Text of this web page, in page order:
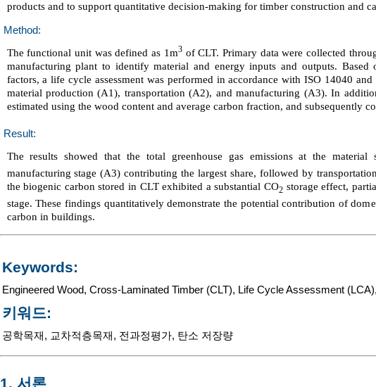
products and to support quantitative decision-making for timber construction and
Method:
The functional unit was defined as 1m3of CLT. Primary data were collected
manufacturing plant to identify material and energy inputs and outputs. Based
factors, a life cycle assessment was performed in accordance with ISO 14040
material production (A1), transportation (A2), and manufacturing (A3). In
estimated using the wood content and average carbon fraction, and subsequently
Result:
The results showed that the total greenhouse gas emissions at the material
manufacturing stage (A3) contributing the largest share, followed by
the biogenic carbon stored in CLT exhibited a substantial CO2 storage effect,
stage. These findings quantitatively demonstrate the potential contribution of
carbon in buildings.
Keywords:
Engineered Wood, Cross-Laminated Timber (CLT), Life Cycle Assessment (LCA),
키워드:
공학목재, 교차적층목재, 전과정평가, 탄소 저장량
1. 서론